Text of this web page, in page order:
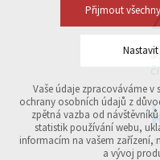
Přijmout
Nastavit
Technická cookies
nutná pro provozování
udržení kontextu
přihlášení, volby
Vaše údaje zpracováváme v
ochrany osobních údajů z
zpětná vazba od
statistik používání webu,
informacím na vašem zařízení,
a vývoj